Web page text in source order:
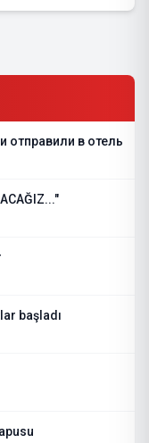
отправили в отель
başladı